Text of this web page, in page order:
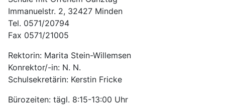
Immanuelstr. 2, 32427 Minden
Tel. 0571/20794
Fax 0571/21005
Rektorin: Marita Stein-Willemsen
Konrektor/-in: N. N.
Schulsekretärin: Kerstin Fricke
Bürozeiten: tägl. 8:15-13:00 Uhr